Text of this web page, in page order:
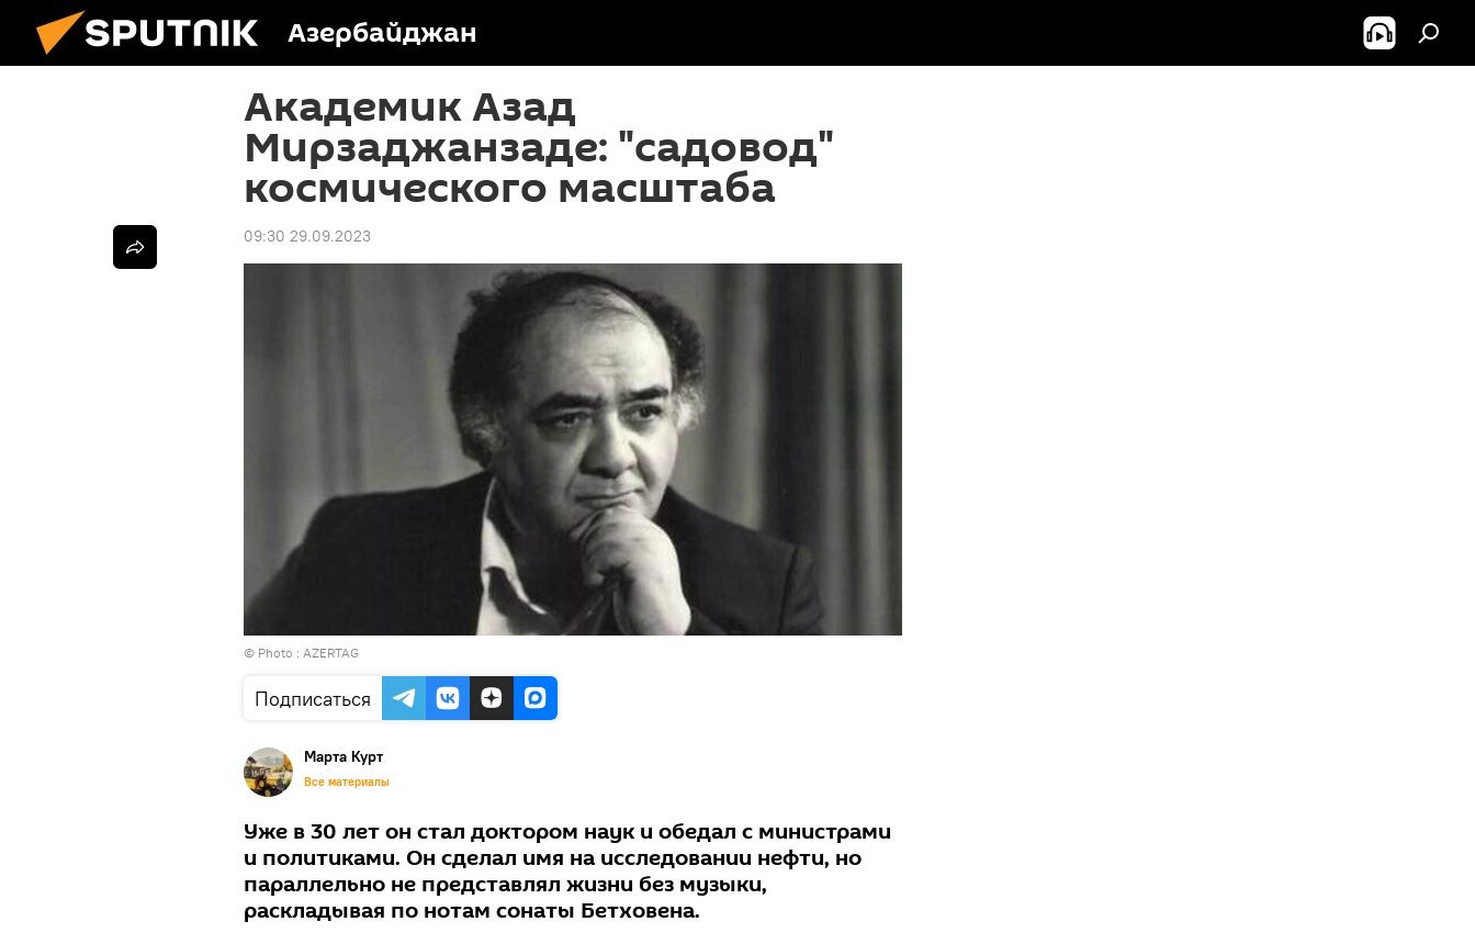
Азербайджан
Академик Азад
Мирзаджанзаде: "садовод"
космического масштаба
09:30 29.09.2023
© Photo : AZERTAG
Подписаться
Марта Курт
Все материалы
Уже в 30 лет он стал доктором наук и обедал с министрами
и политиками. Он сделал имя на исследовании нефти, но
параллельно не представлял жизни без музыки,
раскладывая по нотам сонаты Бетховена.